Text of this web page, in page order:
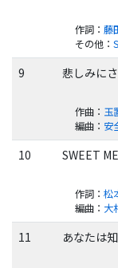
作詞： 藤
その他：
9
悲しみに
作曲： 玉
編曲： 安
10
SWEET
作詞： 松
編曲： 大
11
あなたは